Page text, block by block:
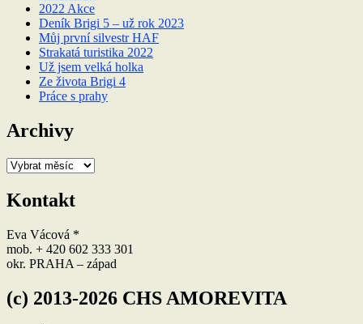
2022 Akce
Deník Brigi 5 – už rok 2023
Můj první silvestr HAF
Strakatá turistika 2022
Už jsem velká holka
Ze života Brigi 4
Práce s prahy
Archivy
Archivy
Kontakt
Eva Vácová *
mob. + 420 602 333 301
okr. PRAHA – západ
(c) 2013-2026 CHS AMOREVITA